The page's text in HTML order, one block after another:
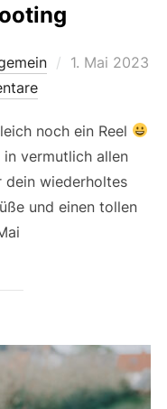
Veröffentlicht
1. Mai 2023
noch ein Reel
vermutlich allen
dein wiederholtes
und einen tollen